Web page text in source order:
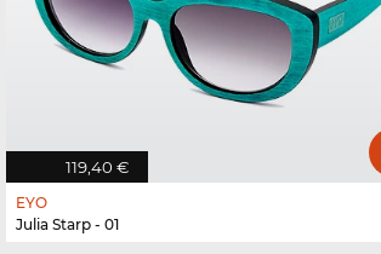
119,40 €
EYO
Julia Starp - 01